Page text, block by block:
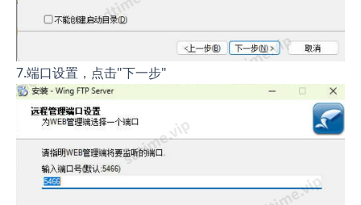
7.端口设置，点击"下一步"